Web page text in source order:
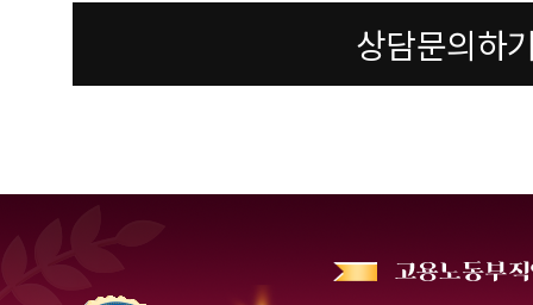
상담문의하